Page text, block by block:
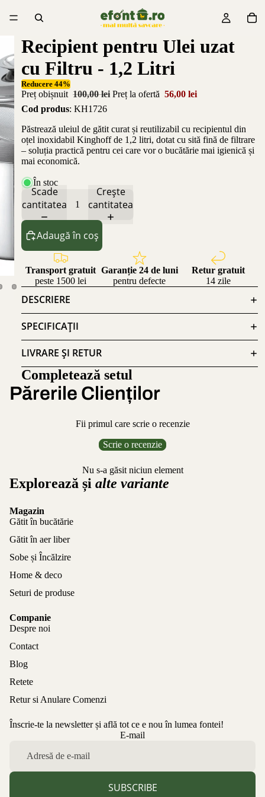
Recipient pentru Ulei uzat
cu Filtru - 1,2 Litri
Reducere 44%
Preț obișnuit 100,00 lei Preț la ofertă 56,00 lei
Cod produs: KH1726
Păstrează uleiul de gătit curat și reutilizabil cu recipientul din
oțel inoxidabil Kinghoff de 1,2 litri, dotat cu sită fină de filtrare
– soluția practică pentru cei care vor o bucătărie mai igienică și
mai economică.
În stoc
Scade
cantitatea
Crește
cantitatea
Adaugă în coș
Transport gratuit
peste 1500 lei
Garanție 24 de luni
pentru defecte
Retur gratuit
14 zile
DESCRIERE
SPECIFICAȚII
LIVRARE ȘI RETUR
Completează setul
Părerile Clienților
Fii primul care scrie o recenzie
Scrie o recenzie
Nu s-a găsit niciun element
Explorează și alte variante
Magazin
Gătit în bucătărie
Gătit în aer liber
Sobe și Încălzire
Home & deco
Seturi de produse
Companie
Despre noi
Contact
Blog
Retete
Retur si Anulare Comenzi
Înscrie-te la newsletter și află tot ce e nou în lumea fontei!
E-mail
SUBSCRIBE
Politica de confidențialitate